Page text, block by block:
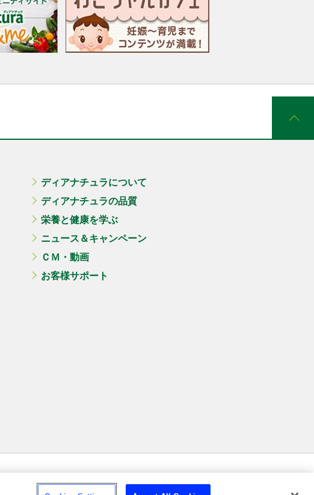
ディアナチュラについて
ディアナチュラの品質
栄養と健康を学ぶ
ニュース＆キャンペーン
ＣＭ・動画
お客様サポート
サイトマップ © Asahi Group Foods, Ltd.